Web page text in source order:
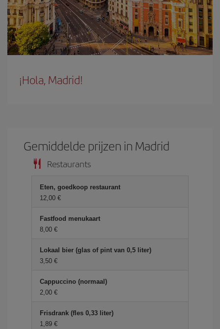
¡Hola, Madrid!
Gemiddelde prijzen in Madrid
Restaurants
Eten, goedkoop restaurant
12,00 €
Fastfood menukaart
8,00 €
Lokaal bier (glas of pint van 0,5 liter)
3,50 €
Cappuccino (normaal)
2,00 €
Frisdrank (fles 0,33 liter)
1,89 €